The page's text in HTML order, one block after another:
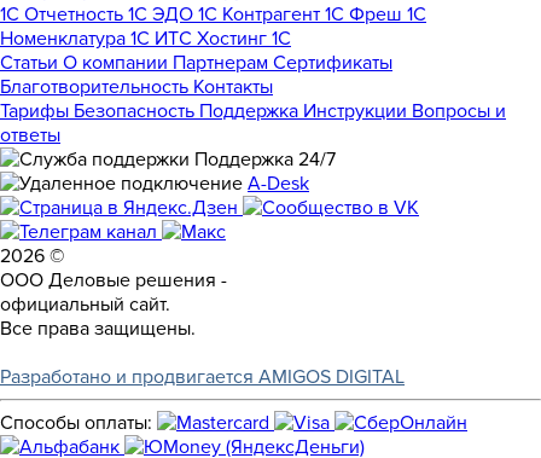
1С Отчетность 1С ЭДО 1С Контрагент 1С Фреш 1С
Номенклатура 1С ИТС Хостинг 1С
Статьи О компании Партнерам Сертификаты
Благотворительность Контакты
Тарифы Безопасность Поддержка Инструкции Вопросы и
ответы
Поддержка 24/7
A-Desk
2026 ©
ООО Деловые решения -
официальный сайт.
Все права защищены.
Разработано и продвигается AMIGOS DIGITAL
Способы оплаты: